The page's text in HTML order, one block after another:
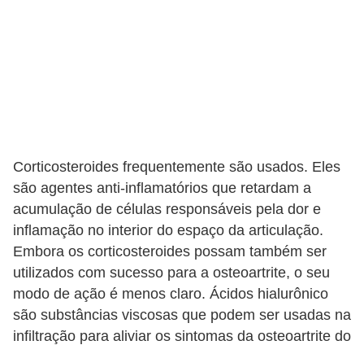
Corticosteroides frequentemente são usados. Eles
são agentes anti-inflamatórios que retardam a
acumulação de células responsáveis pela dor e
inflamação no interior do espaço da articulação.
Embora os corticosteroides possam também ser
utilizados com sucesso para a osteoartrite, o seu
modo de ação é menos claro. Ácidos hialurônico
são substâncias viscosas que podem ser usadas na
infiltração para aliviar os sintomas da osteoartrite do